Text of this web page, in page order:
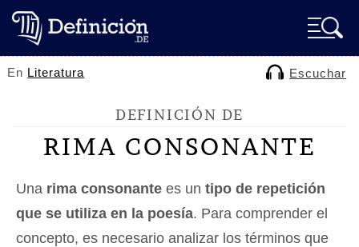
En Literatura Escuchar
DEFINICIÓN DE
RIMA CONSONANTE
Una rima consonante es un tipo de repetición
que se utiliza en la poesía. Para comprender el
concepto, es necesario analizar los términos que